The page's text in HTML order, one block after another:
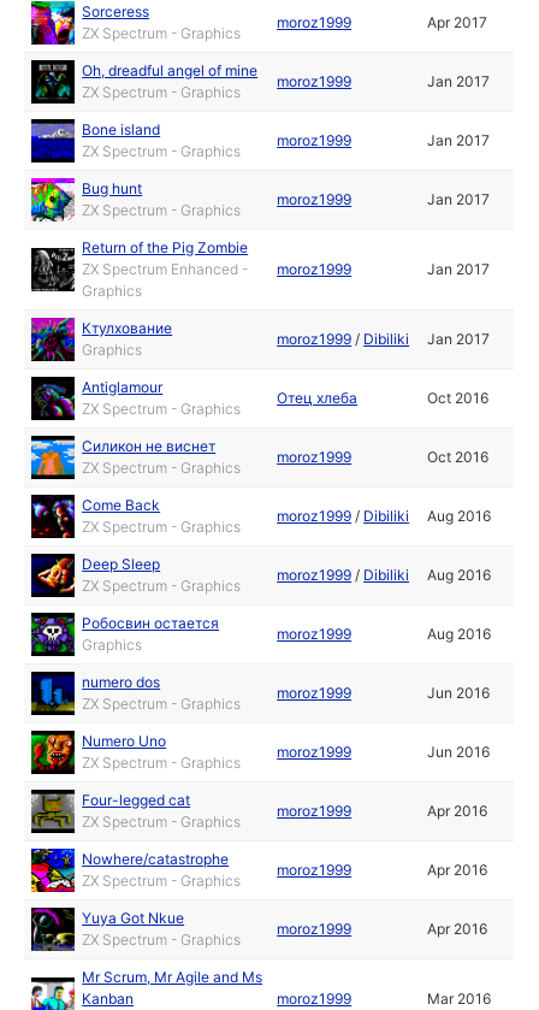
Sorceress
ZX Spectrum - Graphics
moroz1999 Apr 2017
Oh, dreadful angel of mine
ZX Spectrum - Graphics
moroz1999 Jan 2017
Bone island
ZX Spectrum - Graphics
moroz1999 Jan 2017
Bug hunt
ZX Spectrum - Graphics
moroz1999 Jan 2017
Return of the Pig Zombie
ZX Spectrum Enhanced -
Graphics
moroz1999 Jan 2017
Ктулхование
Graphics
moroz1999 / Dibiliki Jan 2017
Antiglamour
ZX Spectrum - Graphics
Отец хлеба Oct 2016
Силикон не виснет
ZX Spectrum - Graphics
moroz1999 Oct 2016
Come Back
ZX Spectrum - Graphics
moroz1999 / Dibiliki Aug 2016
Deep Sleep
ZX Spectrum - Graphics
moroz1999 / Dibiliki Aug 2016
Робосвин остается
Graphics
moroz1999 Aug 2016
numero dos
ZX Spectrum - Graphics
moroz1999 Jun 2016
Numero Uno
ZX Spectrum - Graphics
moroz1999 Jun 2016
Four-legged cat
ZX Spectrum - Graphics
moroz1999 Apr 2016
Nowhere/catastrophe
ZX Spectrum - Graphics
moroz1999 Apr 2016
Yuya Got Nkue
ZX Spectrum - Graphics
moroz1999 Apr 2016
Mr Scrum, Mr Agile and Ms
Kanban
moroz1999 Mar 2016